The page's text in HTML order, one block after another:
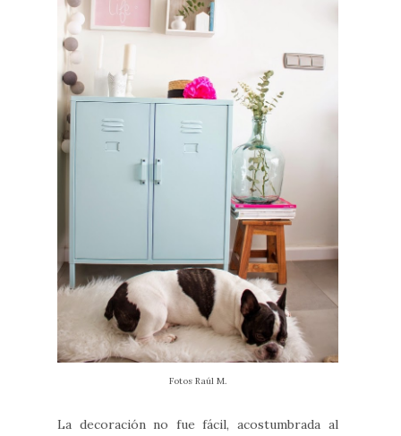
Fotos Raúl M.
La decoración no fue fácil, acostumbrada al